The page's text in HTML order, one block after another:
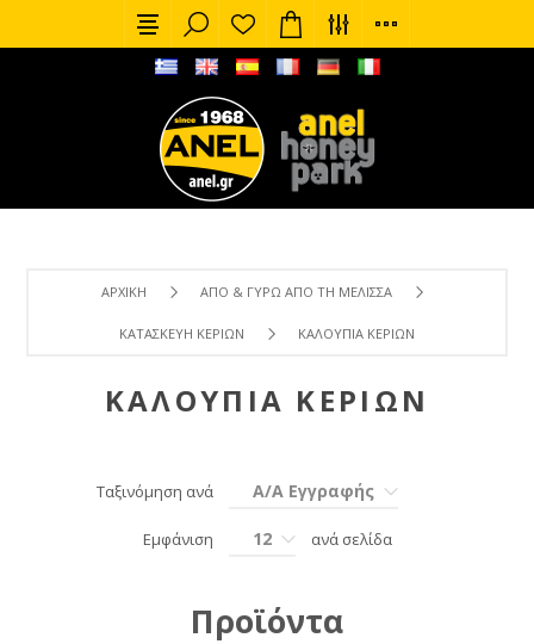
ΑΡΧΙΚΉ ΑΠΌ & ΓΎΡΩ ΑΠΌ ΤΗ ΜΈΛΙΣΣΑ
ΚΑΤΑΣΚΕΥΉ ΚΕΡΙΏΝ ΚΑΛΟΎΠΙΑ ΚΕΡΙΏΝ
ΚΑΛΟΎΠΙΑ ΚΕΡΙΏΝ
Ταξινόμηση ανά Α/Α Εγγραφής
Εμφάνιση 12 ανά σελίδα
Προϊόντα